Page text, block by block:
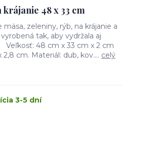
48 x 33 cm
zeleniny, rýb, na krájanie a
tak, aby vydržala aj
Veľkosť: 48 cm x 33 cm x 2 cm
cm. Materiál: dub, kov.... celý
3-5 dní